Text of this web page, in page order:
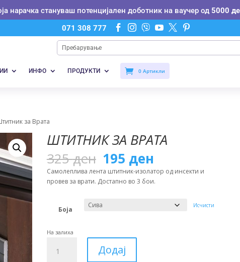
нарачка стануваш потенцијален доботник на ваучер од 5000
071 308 777      
ИНФО ПРОДУКТИ 0 Артикли
за Врата
ШТИТНИК ЗА ВРАТА
325ден Original
price
was:
325 ден.
195 ден
price
is:
195 ден.
Самолеплива лента штитник-изолатор од инсекти и
провев за врати. Достапно во 3 бои.
Боја Исчисти
На залиха
Додај